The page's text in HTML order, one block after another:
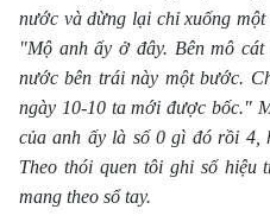
nước và dừng lại chỉ xuống
"Mộ anh ấy ở đây. Bên mô
nước bên trái này một bước.
ngày 10-10 ta mới được bốc."
của anh ấy là số 0 gì đó rồi 4,
Theo thói quen tôi ghi số hiệu
mang theo sổ tay.